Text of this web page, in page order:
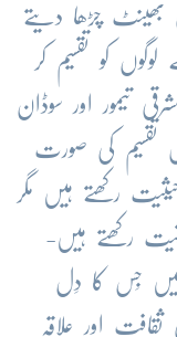
چڑھا دیتے
کو تقسیم کر
تیمور اور سوڈان
تقسیم کی صورت
رکھتے ہیں مگر
رکھتے ہیں-
جِس کا دِل
اور علاقہ